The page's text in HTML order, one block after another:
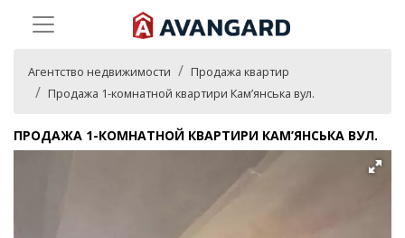
Агентство недвижимости
Продажа квартир
Продажа 1-комнатной квартири Кам’янська вул.
ПРОДАЖА 1-КОМНАТНОЙ КВАРТИРИ КАМ’ЯНСЬКА ВУЛ.